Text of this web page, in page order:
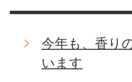
今年も、香り
います